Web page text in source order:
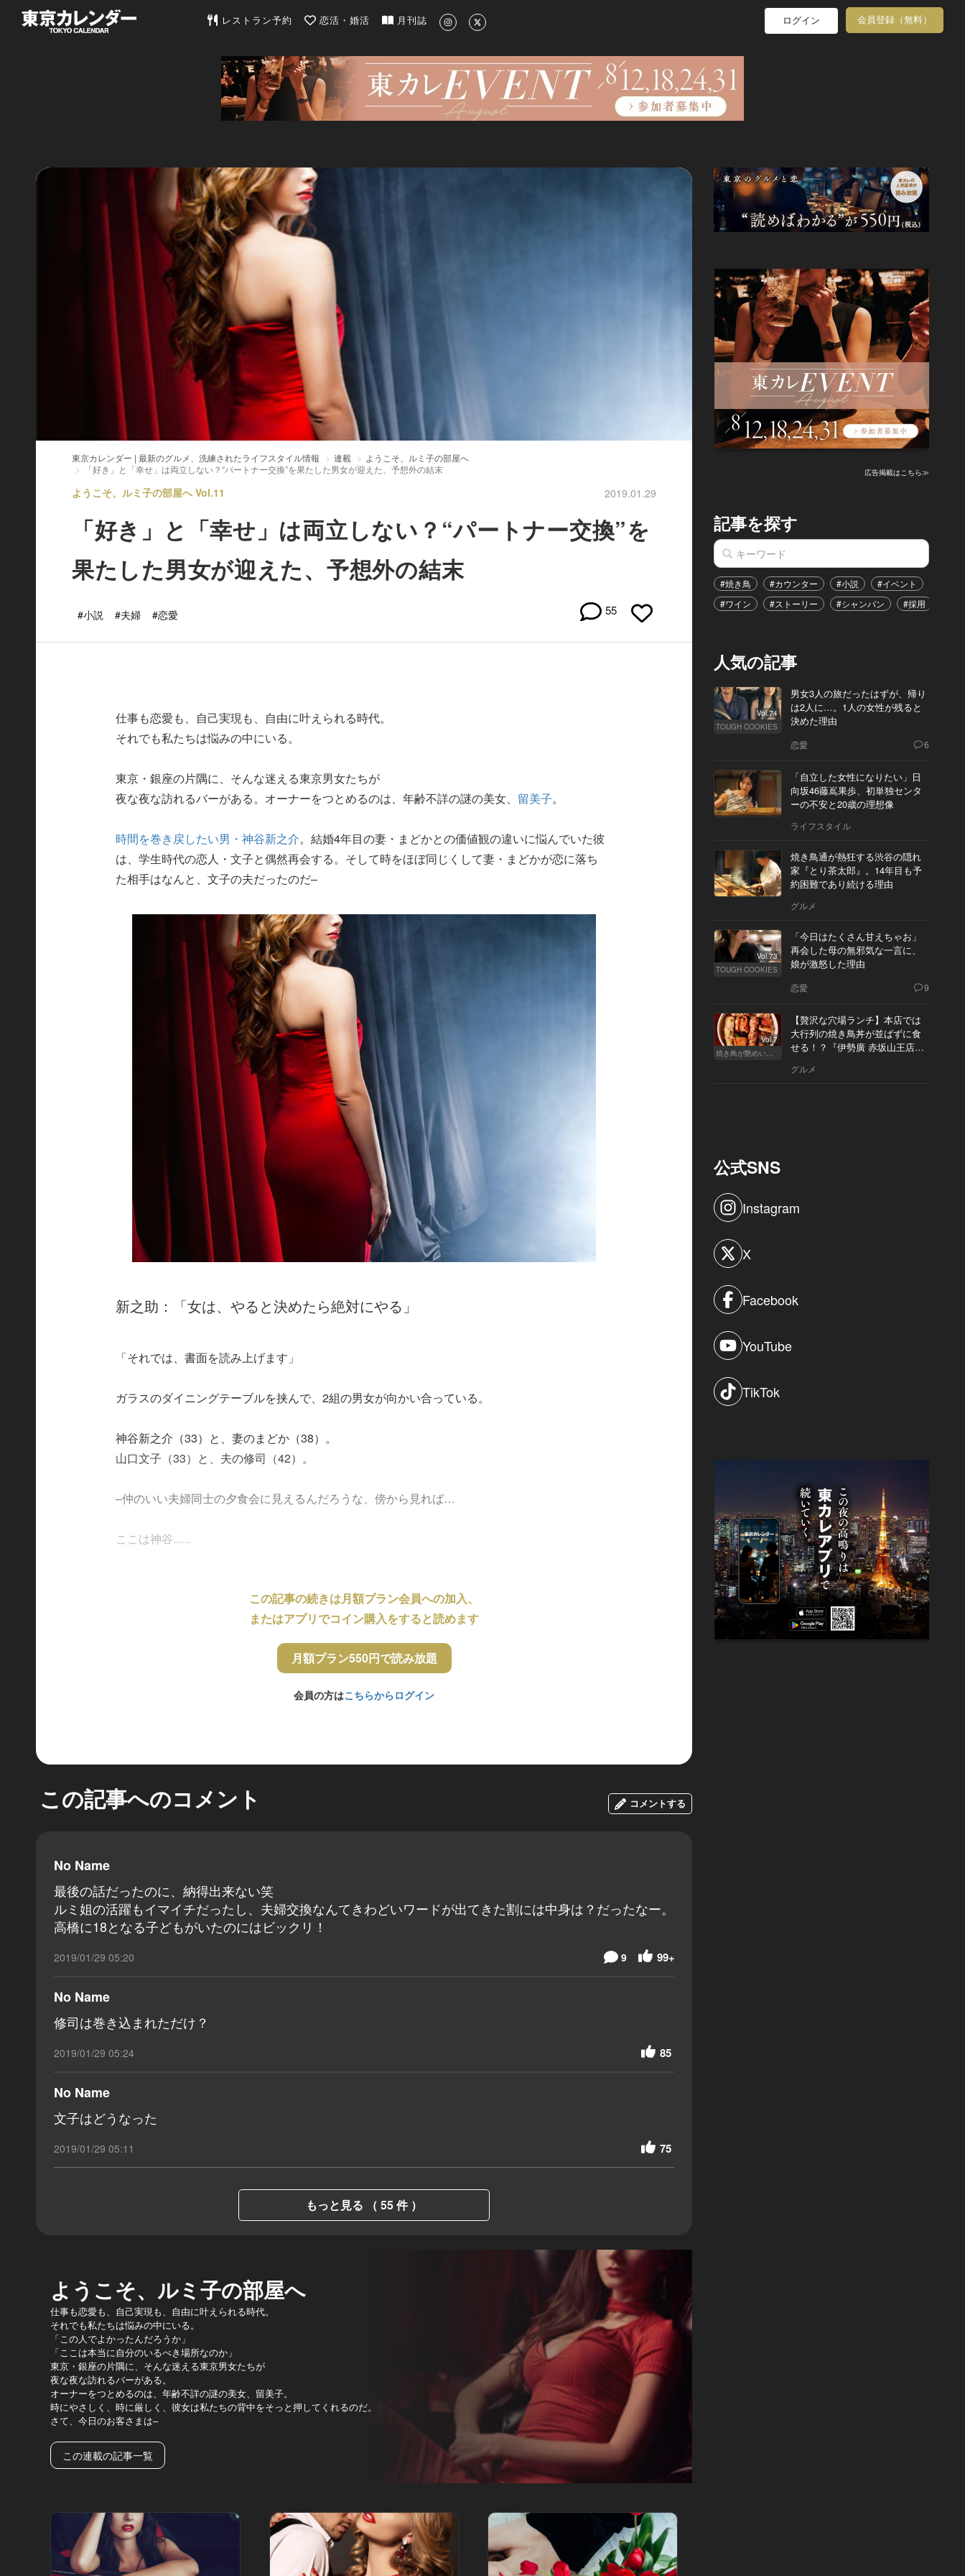
東京カレンダー | 最新のグルメ、洗練されたライフスタイル情報
レストラン予約 恋活・婚活 月刊誌 ログイン 会員登録（無料）
東京カレンダー | 最新のグルメ、洗練されたライフスタイル情報 連載
ようこそ、ルミ子の部屋へ
「好き」と「幸せ」は両立しない？“パートナー交換”を果たした男女が迎えた、予想外の結末
ようこそ、ルミ子の部屋へ Vol.11 2019.01.29
「好き」と「幸せ」は両立しない？“パートナー交換”を
果たした男女が迎えた、予想外の結末
#小説 #夫婦 #恋愛 55
仕事も恋愛も、自己実現も、自由に叶えられる時代。
それでも私たちは悩みの中にいる。
東京・銀座の片隅に、そんな迷える東京男女たちが
夜な夜な訪れるバーがある。オーナーをつとめるのは、年齢不詳の謎の美女、 留美子。
時間を巻き戻したい男・神谷新之介。結婚4年目の妻・まどかとの価値観の違いに悩んでいた彼
は、学生時代の恋人・文子と偶然再会する。そして時をほぼ同じくして妻・まどかが恋に落ち
た相手はなんと、文子の夫だったのだ–
新之助：「女は、やると決めたら絶対にやる」
「それでは、書面を読み上げます」
ガラスのダイニングテーブルを挟んで、2組の男女が向かい合っている。
神谷新之介（33）と、妻のまどか（38）。
山口文子（33）と、夫の修司（42）。
–仲のいい夫婦同士の夕食会に見えるんだろうな、傍から見れば…
ここは神谷......
この記事の続きは月額プラン会員への加入、
またはアプリでコイン購入をすると読めます
月額プラン550円で読み放題
会員の方はこちらからログイン
この記事へのコメント コメントする
No Name
最後の話だったのに、納得出来ない笑
ルミ姐の活躍もイマイチだったし、夫婦交換なんてきわどいワードが出てきた割には中身は？だったなー。
高橋に18となる子どもがいたのにはビックリ！
2019/01/29 05:20 99+
9
No Name
修司は巻き込まれただけ？
2019/01/29 05:24 85
No Name
文子はどうなった
2019/01/29 05:11 75
もっと見る （ 55 件 ）
ようこそ、ルミ子の部屋へ
仕事も恋愛も、自己実現も、自由に叶えられる時代。
それでも私たちは悩みの中にいる。
「この人でよかったんだろうか」
「ここは本当に自分のいるべき場所なのか」
東京・銀座の片隅に、そんな迷える東京男女たちが
夜な夜な訪れるバーがある。
オーナーをつとめるのは、年齢不詳の謎の美女、留美子。
時にやさしく、時に厳しく、彼女は私たちの背中をそっと押してくれるのだ。
さて、今日のお客さまは–
この連載の記事一覧
広告掲載はこちら≫
記事を探す
#焼き鳥 #カウンター #小説 #イベント
#ワイン
#ストーリー #シャンパン #採用
人気の記事
Vol.74
TOUGH COOKIES
男女3人の旅だったはずが、帰り
は2人に…。1人の女性が残ると
決めた理由
恋愛 6
「自立した女性になりたい」日
向坂46藤嶌果歩、初単独センタ
ーの不安と20歳の理想像
ライフスタイル
焼き鳥通が熱狂する渋谷の隠れ
家『とり茶太郎』。14年目も予
約困難であり続ける理由
グルメ
Vol.73
TOUGH COOKIES
「今日はたくさん甘えちゃお」
再会した母の無邪気な一言に、
娘が激怒した理由
恋愛 9
Vol.7
焼き鳥が艶めいてきた
【贅沢な穴場ランチ】本店では
大行列の焼き鳥丼が並ばずに食
せる！？『伊勢廣 赤坂山王店』
グルメ
公式SNS
Instagram
X
Facebook
YouTube
TikTok